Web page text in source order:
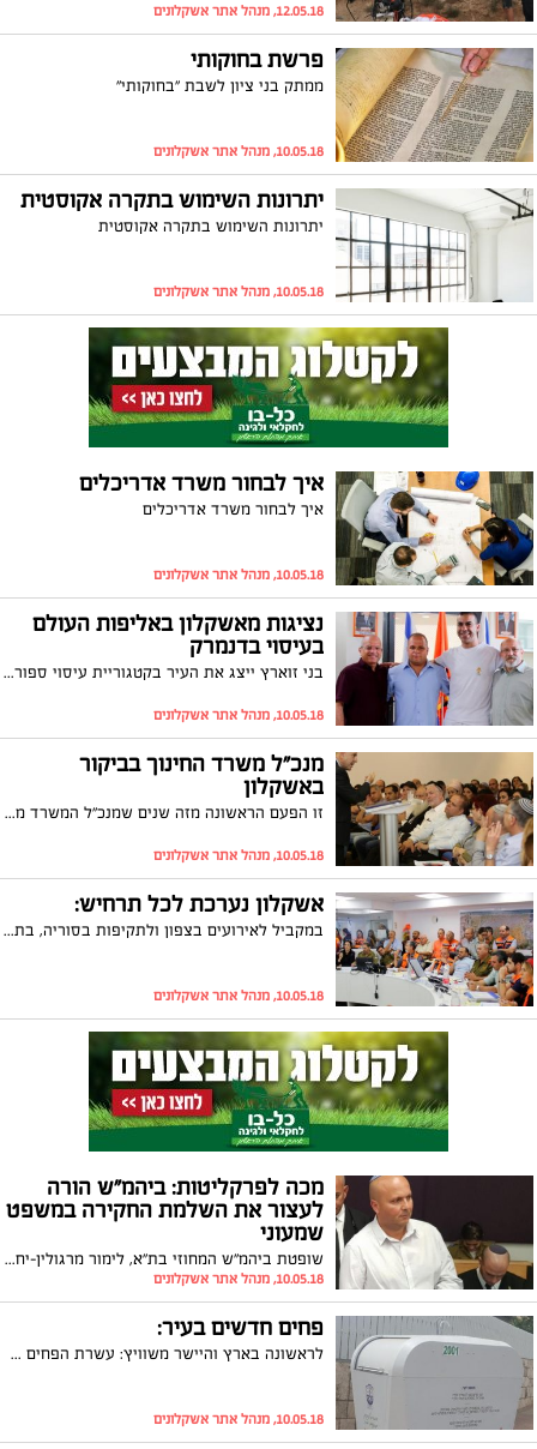
12.05.18, מנהל אתר אשקלונים
פרשת בחוקותי
ממתק בני ציון לשבת "בחוקותי"
10.05.18, מנהל אתר אשקלונים
יתרונות השימוש בתקרה אקוסטית
יתרונות השימוש בתקרה אקוסטית
10.05.18, מנהל אתר אשקלונים
איך לבחור משרד אדריכלים
איך לבחור משרד אדריכלים
10.05.18, מנהל אתר אשקלונים
נציגות מאשקלון באליפות העולם
בעיסוי בדנמרק
בני זוארץ ייצג את העיר בקטגוריית עיסוי ספורטאים וסגנון חופשי. שיהיה בהצלחה!
10.05.18, מנהל אתר אשקלונים
מנכ"ל משרד החינוך בביקור
באשקלון
זו הפעם הראשונה מזה שנים שמנכ"ל המשרד מגיע לביקור בעיר, במהלכו שיבח את מערכת החינוך העירונית ואת המגמה החיובית אליו היא צועדת
10.05.18, מנהל אתר אשקלונים
אשקלון נערכת לכל תרחיש:
במקביל לאירועים בצפון ולתקיפות בסוריה, בתרגיל שנערך בשבוע שעבר, בשיתוף פיקוד העורף ורשות החירום הלאומית, הוכיחה עיריית אשקלון את יכולתה להתמודד עם תרחישי מלחמה שונים
10.05.18, מנהל אתר אשקלונים
מכה לפרקליטות: ביהמ"ש הורה
לעצור את השלמת החקירה במשפט
שמעוני
שופטת ביהמ"ש המחוזי בת"א, לימור מרגולין-יחידי, הורתה לעצור את השלמת החקירה על ידי הפרקליטות במשפטו של ראש העיר המושעה, איתמר שמעוני. בסביבתו של שמעוני מרוצים: "ההחלטה משליכה על התנהלותה של הפרקליטות בכל התיק"
10.05.18, מנהל אתר אשקלונים
פחים חדשים בעיר:
לראשונה בארץ והיישר משוויץ: עשרת הפחים שהוצבו אטומים יותר למניעת ריחות לא נעימים, חזקים ועמידים יותר
10.05.18, מנהל אתר אשקלונים